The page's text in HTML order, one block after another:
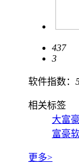
437
3
软件指数：
相关标签
大富
富豪
更多>